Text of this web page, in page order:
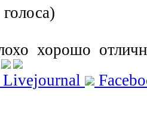
хорошо
Livejournal